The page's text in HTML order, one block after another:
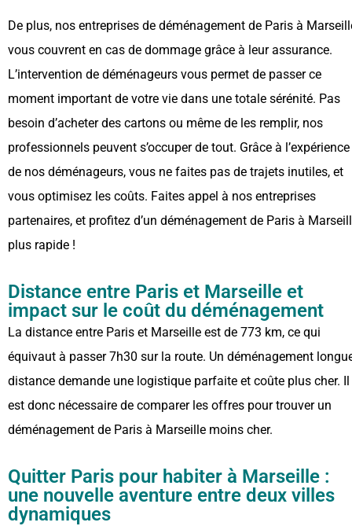
De plus, nos entreprises de déménagement de Paris à
vous couvrent en cas de dommage grâce à leur assurance.
L’intervention de déménageurs vous permet de passer ce
moment important de votre vie dans une totale sérénité. Pas
besoin d’acheter des cartons ou même de les remplir, nos
professionnels peuvent s’occuper de tout. Grâce à l’expérience
de nos déménageurs, vous ne faites pas de trajets inutiles, et
vous optimisez les coûts. Faites appel à nos entreprises
partenaires, et profitez d’un déménagement de Paris à
plus rapide !
Distance entre Paris et Marseille et
impact sur le coût du déménagement
La distance entre Paris et Marseille est de 773 km, ce qui
équivaut à passer 7h30 sur la route. Un déménagement
distance demande une logistique parfaite et coûte plus cher. Il
est donc nécessaire de comparer les offres pour trouver un
déménagement de Paris à Marseille moins cher.
Quitter Paris pour habiter à Marseille :
une nouvelle aventure entre deux villes
dynamiques